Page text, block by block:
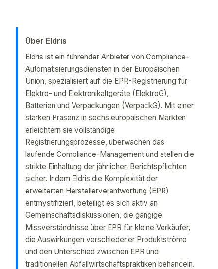
Über Eldris
Eldris ist ein führender Anbieter von Compliance-
Automatisierungsdiensten in der Europäischen
Union, spezialisiert auf die EPR-Registrierung für
Elektro- und Elektronikaltgeräte (ElektroG),
Batterien und Verpackungen (VerpackG). Mit einer
starken Präsenz in sechs europäischen Märkten
erleichtern sie vollständige
Registrierungsprozesse, überwachen das
laufende Compliance-Management und stellen die
strikte Einhaltung der jährlichen Berichtspflichten
sicher. Indem Eldris die Komplexität der
erweiterten Herstellerverantwortung (EPR)
entmystifiziert, beteiligt es sich aktiv an
Gemeinschaftsdiskussionen, die gängige
Missverständnisse über EPR für kleine Verkäufer,
die Auswirkungen verschiedener Produktströme
und den Unterschied zwischen EPR und
traditionellen Abfallwirtschaftspraktiken behandeln.